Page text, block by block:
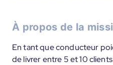
À propos de la
En tant que conducteur
de livrer entre 5 et 10